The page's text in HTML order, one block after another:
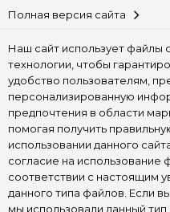
Полная версия сайта
Наш сайт использует файлы
технологии, чтобы
удобство пользователям,
персонализированную
предпочтения в области
помогая получить
использовании данного
согласие на использование
соответствии с настоящим
данного типа файлов. Если
мы использовали данный